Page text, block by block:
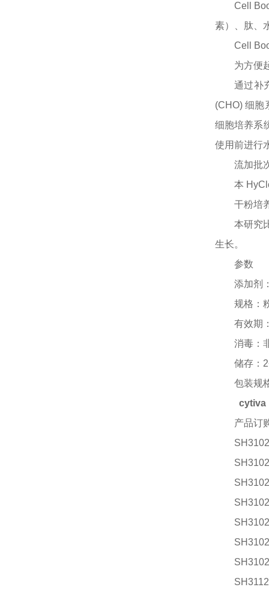
Cell
素）、肽、
Cell
为方便
通过补
(CHO) 细
细胞培养系
使用前进行
流加批
本
干粉培
本研究
生长。
参数
添加剂
规格：
有效期
消毒：
储存：
包装规
cytiva
产品订